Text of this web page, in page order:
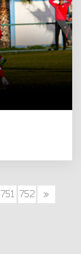
751 752 »